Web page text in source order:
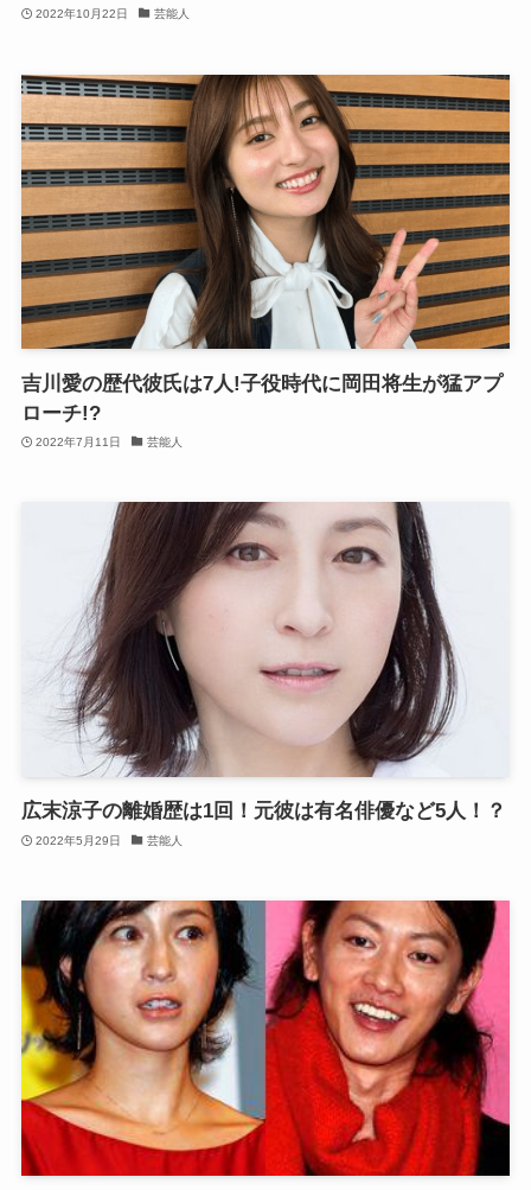
2022年10月22日 芸能人
吉川愛の歴代彼氏は7人!子役時代に岡田将生が猛アプ
ローチ!?
2022年7月11日 芸能人
広末涼子の離婚歴は1回！元彼は有名俳優など5人！？
2022年5月29日 芸能人